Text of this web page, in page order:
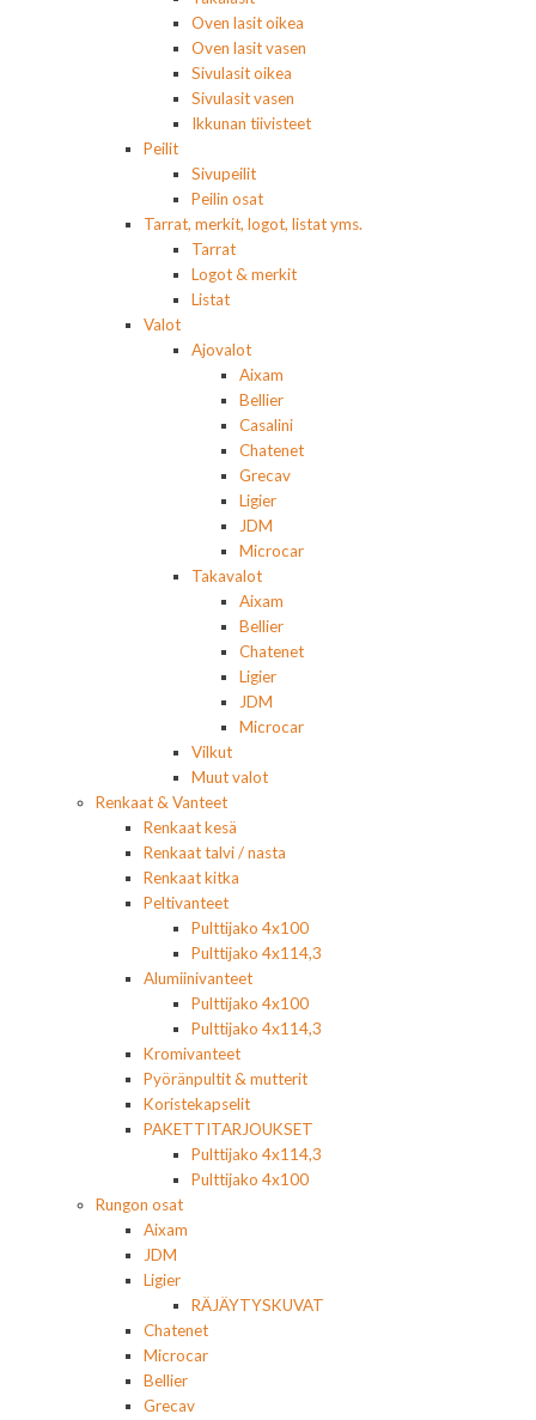
Oven lasit oikea
Oven lasit vasen
Sivulasit oikea
Sivulasit vasen
Ikkunan tiivisteet
Peilit
Sivupeilit
Peilin osat
Tarrat, merkit, logot, listat yms.
Tarrat
Logot & merkit
Listat
Valot
Ajovalot
Aixam
Bellier
Casalini
Chatenet
Grecav
Ligier
JDM
Microcar
Takavalot
Aixam
Bellier
Chatenet
Ligier
JDM
Microcar
Vilkut
Muut valot
Renkaat & Vanteet
Renkaat kesä
Renkaat talvi / nasta
Renkaat kitka
Peltivanteet
Pulttijako 4x100
Pulttijako 4x114,3
Alumiinivanteet
Pulttijako 4x100
Pulttijako 4x114,3
Kromivanteet
Pyöränpultit & mutterit
Koristekapselit
PAKETTITARJOUKSET
Pulttijako 4x114,3
Pulttijako 4x100
Rungon osat
Aixam
JDM
Ligier
RÄJÄYTYSKUVAT
Chatenet
Microcar
Bellier
Grecav